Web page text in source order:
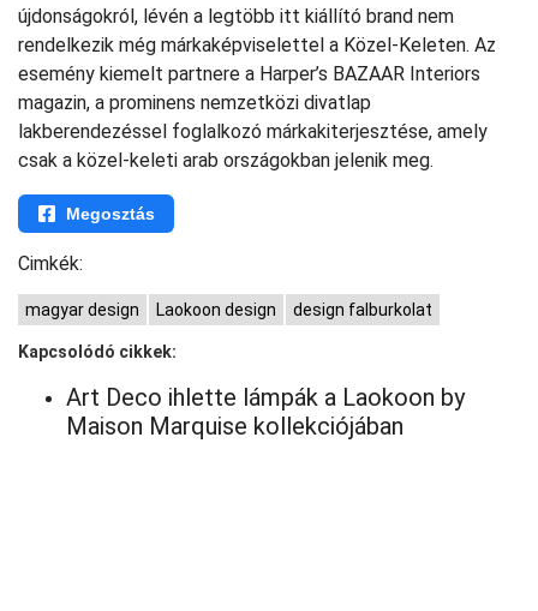
újdonságokról, lévén a legtöbb itt kiállító brand nem
rendelkezik még márkaképviselettel a Közel-Keleten. Az
esemény kiemelt partnere a Harper’s BAZAAR Interiors
magazin, a prominens nemzetközi divatlap
lakberendezéssel foglalkozó márkakiterjesztése, amely
csak a közel-keleti arab országokban jelenik meg.
Megosztás
Cimkék:
magyar design Laokoon design design falburkolat
Kapcsolódó cikkek:
Art Deco ihlette lámpák a Laokoon by
Maison Marquise kollekciójában